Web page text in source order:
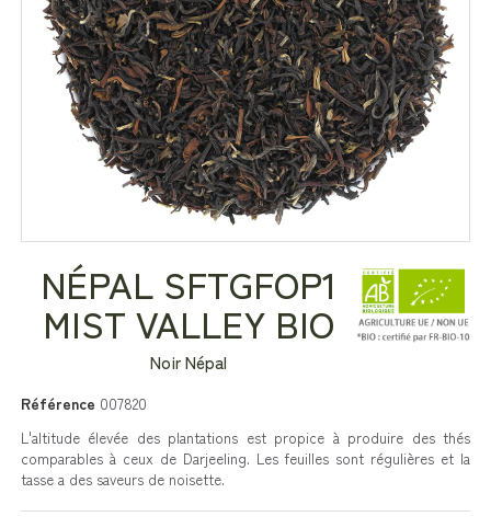
NÉPAL SFTGFOP1
MIST VALLEY BIO
Noir Népal
Référence 007820
L'altitude élevée des plantations est propice à produire des thés
comparables à ceux de Darjeeling. Les feuilles sont régulières et la
tasse a des saveurs de noisette.